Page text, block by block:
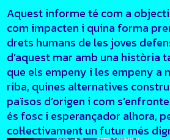
Aquest informe té com a
com impacten i quina forma
drets humans de les joves
d’aquest mar amb una història
que els empeny i les empeny a
riba, quines alternatives
països d’origen i com
és fosc i esperançador alhora,
col·lectivament un futur més